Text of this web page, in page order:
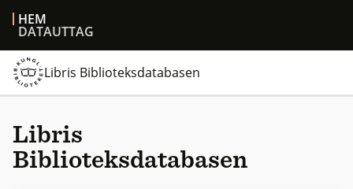
HEM
DATAUTTAG
Libris Biblioteksdatabasen
Libris
Biblioteksdatabasen